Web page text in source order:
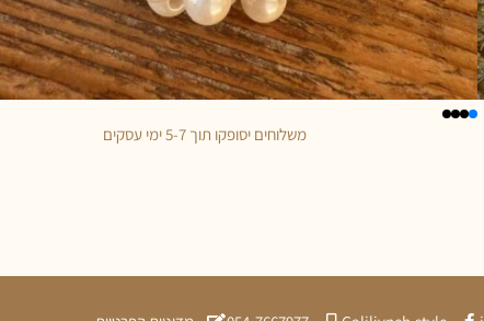
משלוחים יסופקו תוך 5-7 ימי עסקים